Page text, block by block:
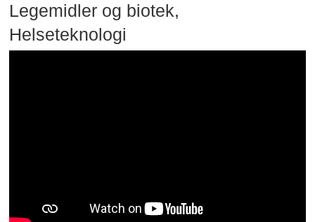
Legemidler og biotek,
Helseteknologi